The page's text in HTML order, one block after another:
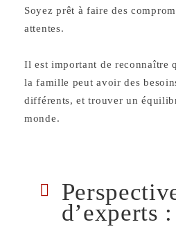
Soyez prêt à faire des
attentes.
Il est important de reconnaître
la famille peut avoir des
différents, et trouver un
monde.
d’experts :